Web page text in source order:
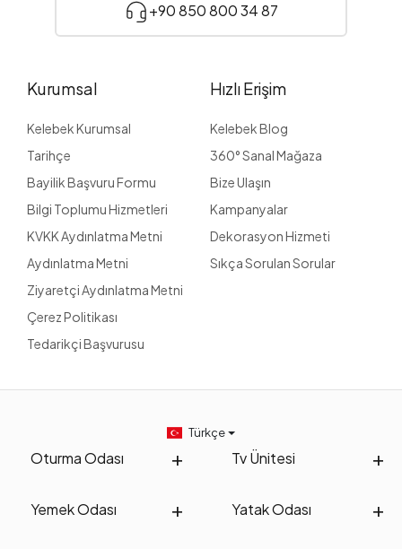
+90 850 800 34 87
Kurumsal
Kelebek Kurumsal
Tarihçe
Bayilik Başvuru Formu
Bilgi Toplumu Hizmetleri
KVKK Aydınlatma Metni
Aydınlatma Metni
Ziyaretçi Aydınlatma Metni
Çerez Politikası
Tedarikçi Başvurusu
Hızlı Erişim
Kelebek Blog
360° Sanal Mağaza
Bize Ulaşın
Kampanyalar
Dekorasyon Hizmeti
Sıkça Sorulan Sorular
Oturma Odası Tv Ünitesi
Yemek Odası Yatak Odası
Türkçe